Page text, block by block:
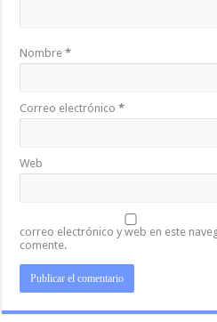
Nombre*
Correo electrónico*
Web
correo electrónico y web en este
comente.